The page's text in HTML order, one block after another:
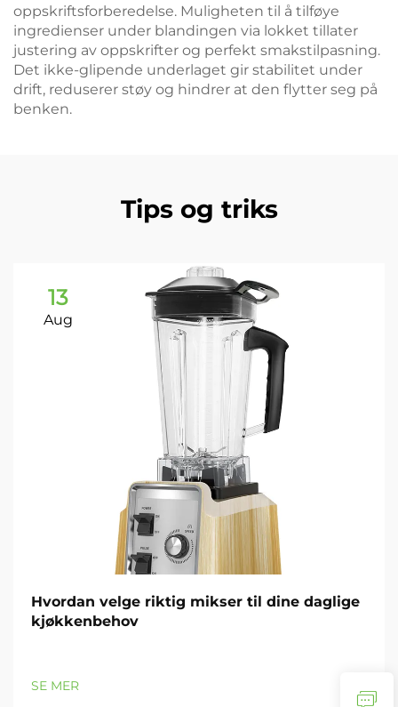
oppskriftsforberedelse. Muligheten til å tilføye
ingredienser under blandingen via lokket tillater
justering av oppskrifter og perfekt smakstilpasning.
Det ikke-glipende underlaget gir stabilitet under
drift, reduserer støy og hindrer at den flytter seg på
benken.
Tips og triks
13
Aug
Hvordan velge riktig mikser til dine daglige
kjøkkenbehov
SE MER